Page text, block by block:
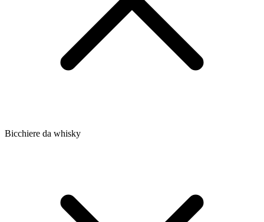
Bicchiere da whisky